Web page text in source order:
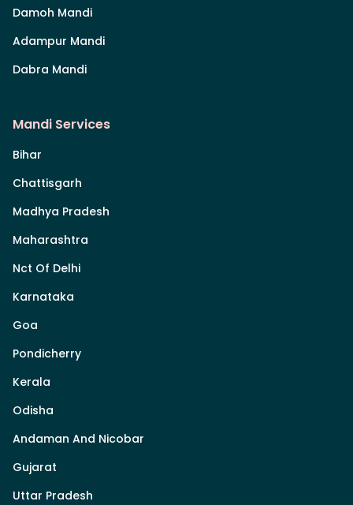
Damoh Mandi
Adampur Mandi
Dabra Mandi
Mandi Services
Bihar
Chattisgarh
Madhya Pradesh
Maharashtra
Nct Of Delhi
Karnataka
Goa
Pondicherry
Kerala
Odisha
Andaman And Nicobar
Gujarat
Uttar Pradesh